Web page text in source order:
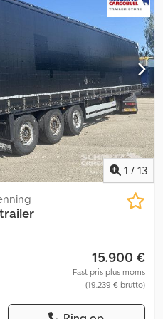
(L B H): 13.620 mm x 2.480 mm x
lastearealvolumen: 91 m³,
beskyttelse af bilens
(EBS), reservehjulsholder
sammen, skydetag, 1 x 15-
hævetag (manuelt). Dcsdpfozr
1 / 13
15.900 €
Fast pris plus moms
(19.239 € brutto)